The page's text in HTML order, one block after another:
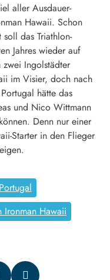
aller Ausdauer-
Hawaii. Schon
das Triathlon-
Jahres wieder auf
Ingolstädter
im Visier, doch nach
hätte das
und Nico Wittmann
Denn nur einer
Starter in den Flieger
Hawaii